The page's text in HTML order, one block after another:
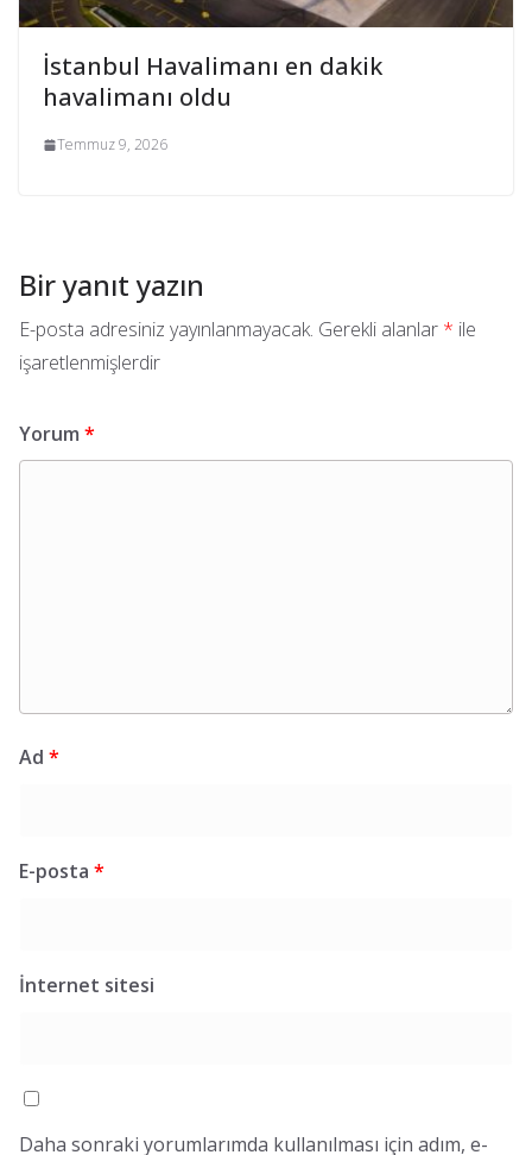
İstanbul Havalimanı en dakik
havalimanı oldu
Temmuz 9, 2026
Bir yanıt yazın
E-posta adresiniz yayınlanmayacak. Gerekli alanlar * ile
işaretlenmişlerdir
Yorum *
Ad *
E-posta *
İnternet sitesi
Daha sonraki yorumlarımda kullanılması için adım, e-